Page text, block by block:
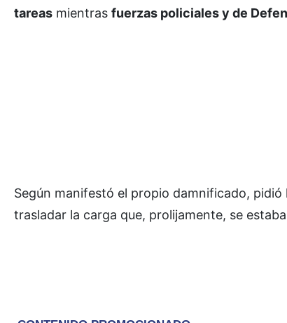
tareas mientras fuerzas policiales y de
Según manifestó el propio damnificado,
trasladar la carga que, prolijamente, se